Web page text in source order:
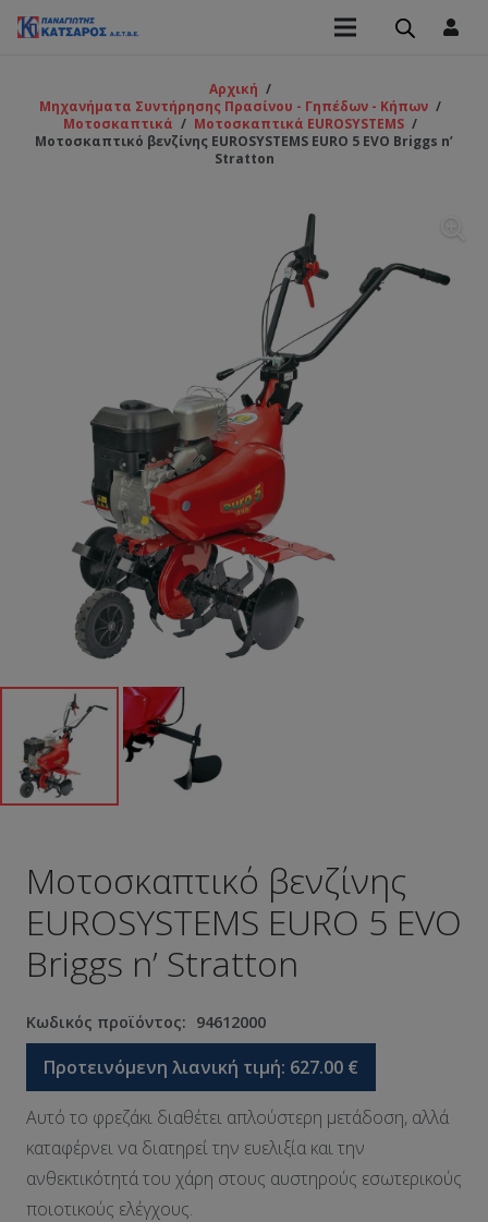
Αρχική /
Μηχανήματα Συντήρησης Πρασίνου - Γηπέδων - Κήπων /
Μοτοσκαπτικά / Μοτοσκαπτικά EUROSYSTEMS /
Μοτοσκαπτικό βενζίνης EUROSYSTEMS EURO 5 EVO Briggs n’
Stratton
Μοτοσκαπτικό βενζίνης
EUROSYSTEMS EURO 5 EVO
Briggs n’ Stratton
Κωδικός προϊόντος: 94612000
Προτεινόμενη λιανική τιμή: 627.00 €
Αυτό το φρεζάκι διαθέτει απλούστερη μετάδοση, αλλά
καταφέρνει να διατηρεί την ευελιξία και την
ανθεκτικότητά του χάρη στους αυστηρούς εσωτερικούς
ποιοτικούς ελέγχους.